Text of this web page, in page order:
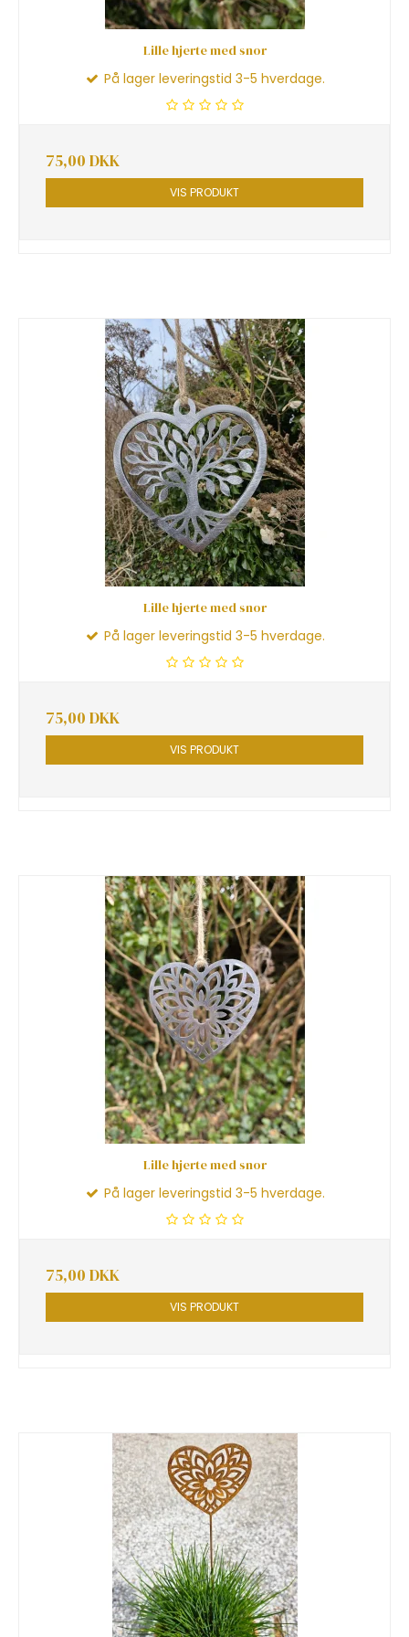
Lille hjerte med snor
På lager leveringstid 3-5 hverdage.
75,00 DKK
VIS PRODUKT
Lille hjerte med snor
På lager leveringstid 3-5 hverdage.
75,00 DKK
VIS PRODUKT
Lille hjerte med snor
På lager leveringstid 3-5 hverdage.
75,00 DKK
VIS PRODUKT